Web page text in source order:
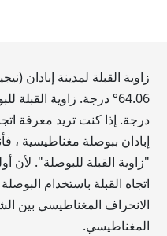
زاوية القبلة لمدينة إبادان
64.06° درجة. زاوية القبلة
درجة. إذا كنت تريد معرفة
إبادان ببوصلة مغناطيسية ،
"زاوية القبلة للبوصلة". لأن
اتجاه القبلة باستخدام
الانحراف المغناطيسي بين
المغناطيسي.